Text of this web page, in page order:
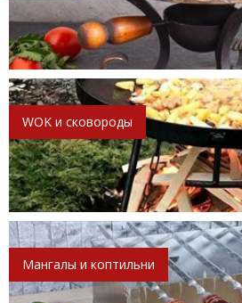
WOK и сковороды
Мангалы и коптильни